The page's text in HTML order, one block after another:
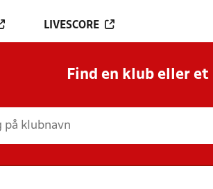
LIVESCORE
Find en klub eller et